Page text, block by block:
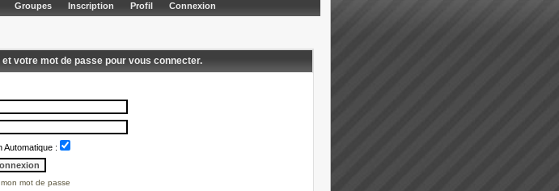
Groupes Inscription Profil Connexion
votre mot de passe pour vous connecter.
Automatique :
mot de passe